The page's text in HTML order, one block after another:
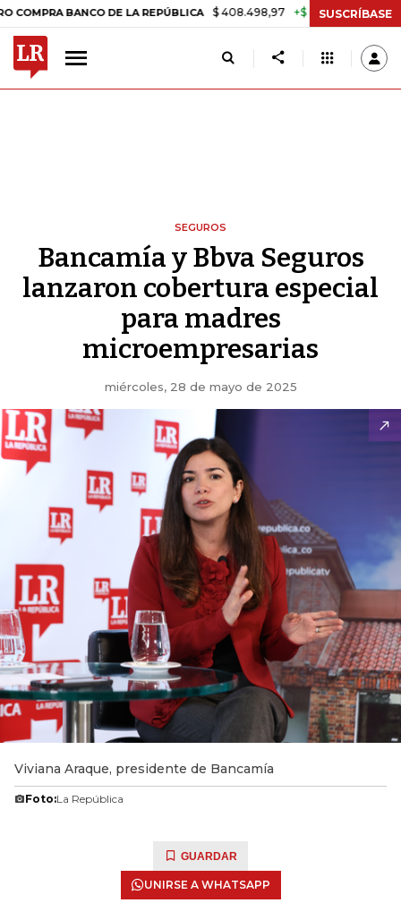
BANCO DE LA REPÚBLICA $ 408.498,97 +$ 8.753,81 +2,19%
SUSCRÍBASE
SEGUROS
Bancamía y Bbva Seguros
lanzaron cobertura especial
para madres
microempresarias
miércoles, 28 de mayo de 2025
Viviana Araque, presidente de Bancamía
Foto:La República
GUARDAR
UNIRSE A WHATSAPP